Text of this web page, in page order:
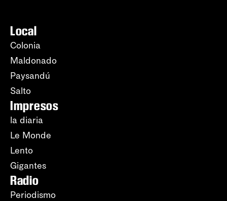
Local
Colonia
Maldonado
Paysandú
Salto
Impresos
la diaria
Le Monde
Lento
Gigantes
Radio
Periodismo